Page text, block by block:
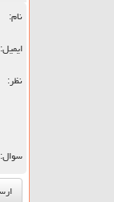
نام:
ایمیل:
نظر:
سوال: